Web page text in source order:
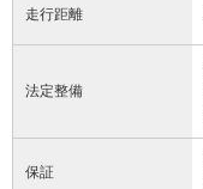
走行距離
法定整備
保証